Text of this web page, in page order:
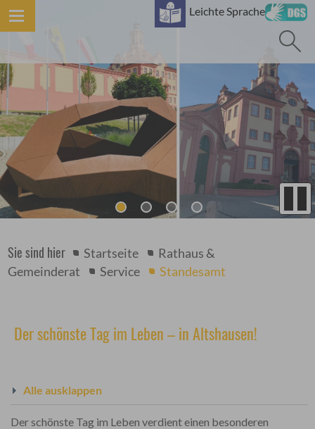
Leichte Sprache
Sie sind hier Startseite
Rathaus &
Gemeinderat
Service Standesamt
Der schönste Tag im Leben – in Altshausen!
Alle ausklappen
Der schönste Tag im Leben verdient einen besonderen